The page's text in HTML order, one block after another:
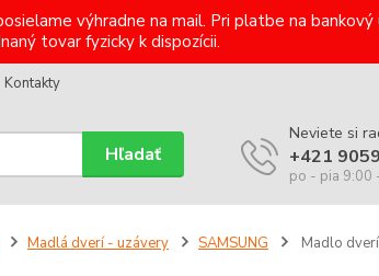
výhradne na mail. Pri platbe na
tovar fyzicky k dispozícii.
Kontakty
Hľadať
Neviete si
+421
po - pia 9:00
Madlá dverí - uzávery SAMSUNG Madlo